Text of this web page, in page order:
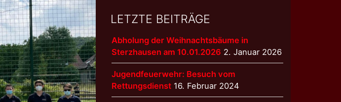
LETZTE BEITRÄGE
Abholung der Weihnachtsbäume in
Sterzhausen am 10.01.2026 2. Januar 2026
Jugendfeuerwehr: Besuch vom
Rettungsdienst 16. Februar 2024